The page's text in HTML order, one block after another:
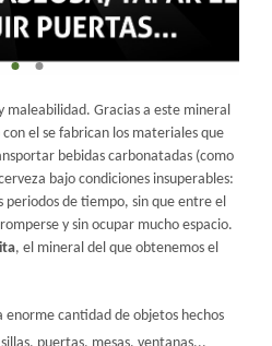
maleabilidad. Gracias a este mineral
el se fabrican los materiales que
bebidas carbonatadas (como
bajo condiciones insuperables:
periodos de tiempo, sin que entre el
y sin ocupar mucho espacio.
, el mineral del que obtenemos el
enorme cantidad de objetos hechos